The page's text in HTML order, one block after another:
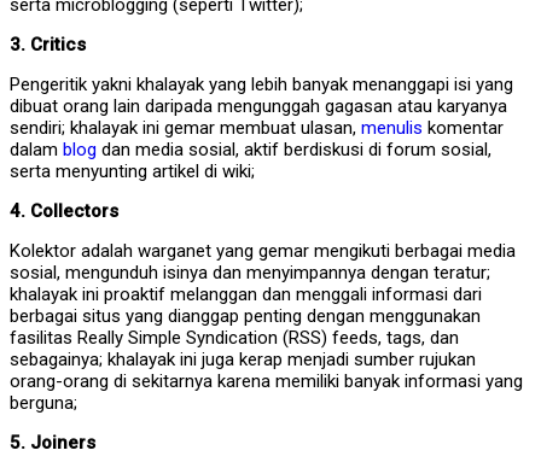
serta microblogging (seperti Twitter);
3. Critics
Pengeritik yakni khalayak yang lebih banyak menanggapi isi yang
dibuat orang lain daripada mengunggah gagasan atau karyanya
sendiri; khalayak ini gemar membuat ulasan, menulis komentar
dalam blog dan media sosial, aktif berdiskusi di forum sosial,
serta menyunting artikel di wiki;
4. Collectors
Kolektor adalah warganet yang gemar mengikuti berbagai media
sosial, mengunduh isinya dan menyimpannya dengan teratur;
khalayak ini proaktif melanggan dan menggali informasi dari
berbagai situs yang dianggap penting dengan menggunakan
fasilitas Really Simple Syndication (RSS) feeds, tags, dan
sebagainya; khalayak ini juga kerap menjadi sumber rujukan
orang-orang di sekitarnya karena memiliki banyak informasi yang
berguna;
5. Joiners